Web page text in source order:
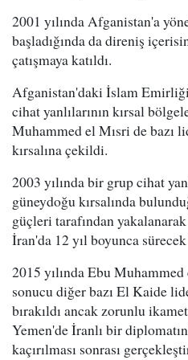
2001 yılında Afganistan'a
başladığında da direniş
çatışmaya katıldı.
Afganistan'daki İslam
cihat yanlılarının kırsal
Muhammed el Mısri de
kırsalına çekildi.
2003 yılında bir grup cihat
güneydoğu kırsalında
güçleri tarafından
İran'da 12 yıl boyunca sürecek
2015 yılında Ebu
sonucu diğer bazı El Kaide
bırakıldı ancak zorunlu
Yemen'de İranlı bir
kaçırılması sonrası